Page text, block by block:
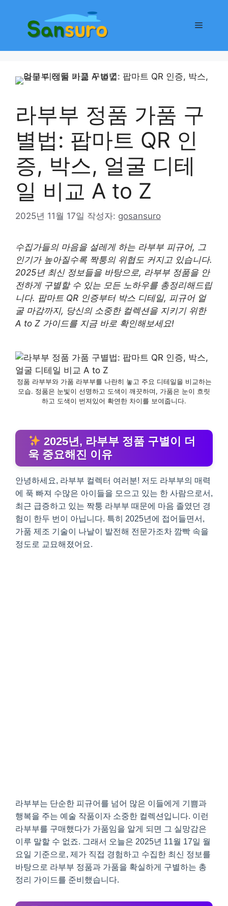
메
라부부 정품 가품 구
별법: 팝마트 QR 인
증, 박스, 얼굴 디테
일 비교 A to Z
2025년 11월 17일 작성자: gosansuro
수집가들의 마음을 설레게 하는 라부부 피규어, 그
인기가 높아질수록 짝퉁의 위협도 커지고 있습니다.
2025년 최신 정보들을 바탕으로, 라부부 정품을 안
전하게 구별할 수 있는 모든 노하우를 총정리해드립
니다. 팝마트 QR 인증부터 박스 디테일, 피규어 얼
굴 마감까지, 당신의 소중한 컬렉션을 지키기 위한
A to Z 가이드를 지금 바로 확인해보세요!
정품 라부부와 가품 라부부를 나란히 놓고 주요 디테일을 비교하는
모습. 정품은 눈빛이 선명하고 도색이 깨끗하며, 가품은 눈이 흐릿
하고 도색이 번져있어 확연한 차이를 보여줍니다.
2025년, 라부부 정품 구별이 더
욱 중요해진 이유
안녕하세요, 라부부 컬렉터 여러분! 저도 라부부의 매력
에 푹 빠져 수많은 아이들을 모으고 있는 한 사람으로서,
최근 급증하고 있는 짝퉁 라부부 때문에 마음 졸였던 경
험이 한두 번이 아닙니다. 특히 2025년에 접어들면서,
가품 제조 기술이 나날이 발전해 전문가조차 깜빡 속을
정도로 교묘해졌어요.
라부부는 단순한 피규어를 넘어 많은 이들에게 기쁨과
행복을 주는 예술 작품이자 소중한 컬렉션입니다. 이런
라부부를 구매했다가 가품임을 알게 되면 그 실망감은
이루 말할 수 없죠. 그래서 오늘은 2025년 11월 17일 월
요일 기준으로, 제가 직접 경험하고 수집한 최신 정보를
바탕으로 라부부 정품과 가품을 확실하게 구별하는 총
정리 가이드를 준비했습니다.